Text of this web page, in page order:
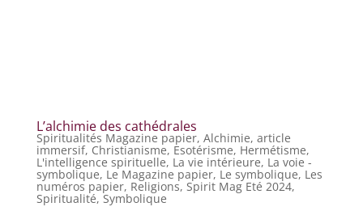
L’alchimie des cathédrales
Spiritualités Magazine papier, Alchimie, article
immersif, Christianisme, Esotérisme, Hermétisme,
L'intelligence spirituelle, La vie intérieure, La voie -
symbolique, Le Magazine papier, Le symbolique, Les
numéros papier, Religions, Spirit Mag Eté 2024,
Spiritualité, Symbolique